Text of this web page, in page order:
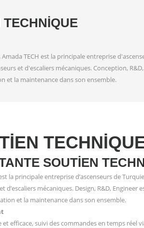
TECHNIQUE
TECH est la principale entreprise
et d'escaliers mécaniques. Conception,
et la maintenance dans son ensemble.
SOUTIEN
la principale entreprise d’ascenseurs de
d’escaliers mécaniques. Design, R&D, Engineer
et la maintenance dans son ensemble.
et efficace, suivi des commandes en temps réel